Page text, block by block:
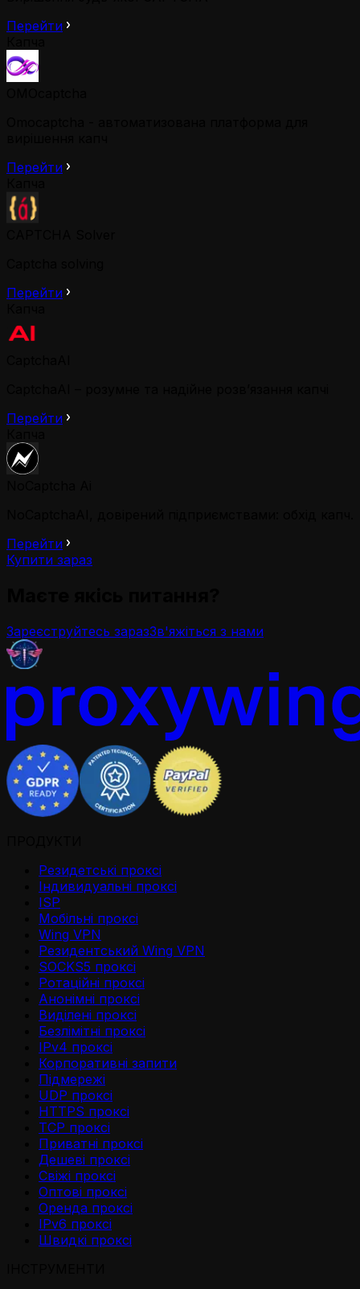
Перейти
Перейти
Перейти
Перейти
Перейти
Купити зараз
Зареєструйтесь заразЗв'яжіться з нами
Резидетськi проксi
Iндивидуальнi проксi
ISP
Мобільні проксі
Wing VPN
Резидентський Wing VPN
SOCKS5 проксі
Ротаційні проксі
Анонімні проксі
Виділені проксі
Безлімітні проксі
IPv4 проксі
Корпоративні запити
Підмережі
UDP проксі
HTTPS проксі
TCP проксі
Приватні проксі
Дешеві проксі
Свіжі проксі
Оптові проксі
Оренда проксі
IPv6 проксі
Швидкі проксі